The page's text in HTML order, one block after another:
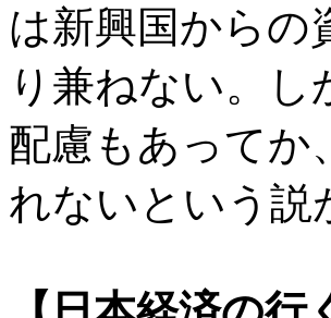
は新興国からの
り兼ねない。
配慮もあってか
れないという説